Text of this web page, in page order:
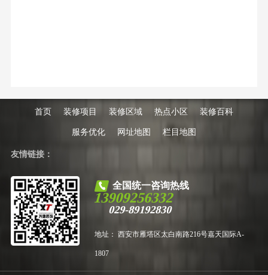
首页 装修项目 装修区域 热点小区 装修百科
服务优化 网址地图 栏目地图
友情链接：
全国统一咨询热线
13909256332
029-89192830
地址： 西安市雁塔区太白南路216号嘉天国际A-
1807